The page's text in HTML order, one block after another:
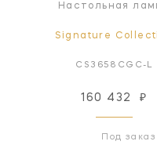
Настольная
Signature
CS3658CGC-L
160 432 ₽
Под заказ